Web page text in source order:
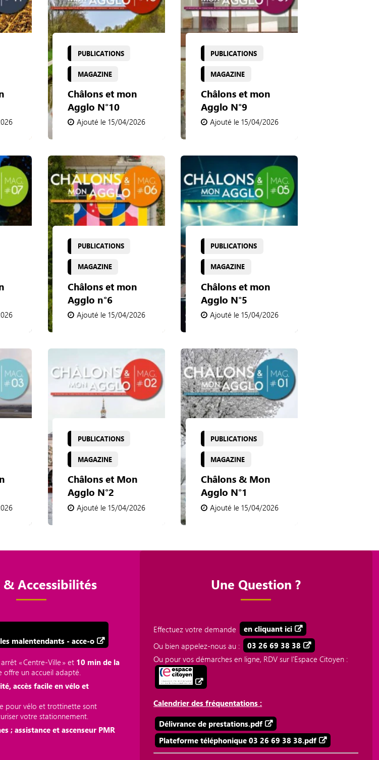
PUBLICATIONS
MAGAZINE
Châlons et mon
Agglo N°10
Ajouté le 15/04/2026
PUBLICATIONS
MAGAZINE
Châlons et mon
Agglo N°9
Ajouté le 15/04/2026
PUBLICATIONS
MAGAZINE
Châlons et mon
Agglo n°6
Ajouté le 15/04/2026
PUBLICATIONS
MAGAZINE
Châlons et mon
Agglo N°5
Ajouté le 15/04/2026
PUBLICATIONS
MAGAZINE
Châlons et Mon
Agglo N°2
Ajouté le 15/04/2026
PUBLICATIONS
MAGAZINE
Châlons & Mon
Agglo N°1
Ajouté le 15/04/2026
& Accessibilités
malentendants - acce-o
arrêt « Centre‑Ville » et 10 min de la
offre un accueil adapté.
accès facile en vélo et
pour vélo et trottinette sont
votre stationnement.
; assistance et ascenseur PMR
Une Question ?
Effectuez votre demande
en cliquant ici
Ou bien appelez-nous au :
03 26 69 38 38
Ou pour vos démarches en ligne, RDV sur l'Espace Citoyen :
Calendrier des fréquentations :
Délivrance de prestations.pdf
Plateforme téléphonique 03 26 69 38 38.pdf